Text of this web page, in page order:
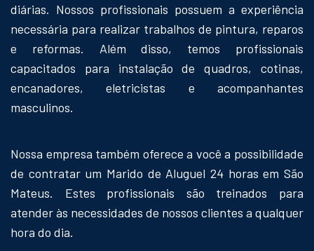
diárias. Nossos profissionais possuem a experiência
necessária para realizar trabalhos de pintura, reparos
e reformas. Além disso, temos profissionais
capacitados para instalação de quadros, cotinas,
encanadores, eletricistas e acompanhantes
masculinos.
Nossa empresa também oferece a você a possibilidade
de contratar um Marido de Aluguel 24 horas em São
Mateus. Estes profissionais são treinados para
atender às necessidades de nossos clientes a qualquer
hora do dia.